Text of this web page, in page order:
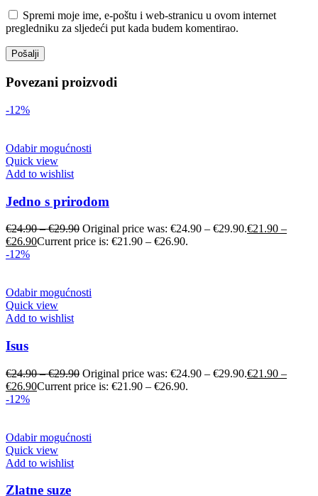
Spremi moje ime, e-poštu i web-stranicu u ovom internet
pregledniku za sljedeći put kada budem komentirao.
Povezani proizvodi
-12%
Odabir mogućnosti
Quick view
Add to wishlist
Jedno s prirodom
€24.90–€29.90 Original price was: €24.90 – €29.90.€21.90 –
€26.90Current price is: €21.90 – €26.90.
-12%
Odabir mogućnosti
Quick view
Add to wishlist
Isus
€24.90–€29.90 Original price was: €24.90 – €29.90.€21.90 –
€26.90Current price is: €21.90 – €26.90.
-12%
Odabir mogućnosti
Quick view
Add to wishlist
Zlatne suze